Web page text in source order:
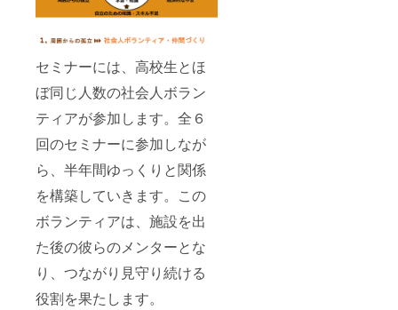
セミナーには、高校生とほ
ぼ同じ人数の社会人ボラン
ティアが参加します。全６
回のセミナーに参加しなが
ら、半年間ゆっくりと関係
を構築していきます。この
ボランティアは、施設を出
た後の彼らのメンターとな
り、つながり見守り続ける
役割を果たします。